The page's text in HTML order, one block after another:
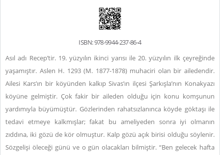
ISBN: 978-9944-237-86-4
Asıl adı Recep’tir. 19. yüzyılın ikinci yarısı ile 20. yüzyılın ilk çeyreğinde
yaşamıştır. Aslen H. 1293 (M. 1877-1878) muhaciri olan bir ailedendir.
Ailesi Kars’ın bir köyünden kalkıp Sivas’ın ilçesi Şarkışla’nın Konakyazı
köyüne gelmiştir. Çok fakir bir aileden olduğu için konu komşunun
yardımıyla büyümüştür. Gözlerinden rahatsızlanınca köyde göktaşı ile
tedavi etmeye kalkmışlar; fakat bu ameliyeden sonra iyi olmanın
zıddına, iki gözü de kör olmuştur. Kalp gözü açık birisi olduğu söylenir.
Sözgelişi öleceği günü ve o gün olacakları bilmiştir. “Ben gelecek hafta